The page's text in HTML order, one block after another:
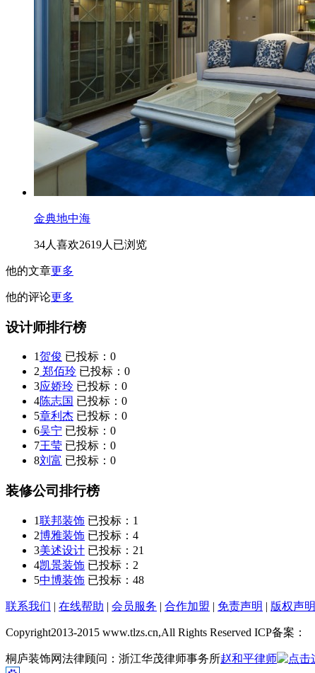
金典地中海
34人喜欢2619人已浏览
他的文章更多
他的评论更多
设计师排行榜
1贺俊 已投标： 0
2 郑佰玲 已投标： 0
3应娇玲 已投标： 0
4陈志国 已投标： 0
5章利杰 已投标： 0
6吴宁 已投标： 0
7王莹 已投标： 0
8刘富 已投标： 0
装修公司排行榜
1联邦装饰 已投标： 1
2博雅装饰 已投标： 4
3美述设计 已投标： 21
4凯景装饰 已投标： 2
5中博装饰 已投标： 48
联系我们 | 在线帮助 | 会员服务 | 合作加盟 | 免责声明 | 版权声明
Copyright2013-2015 www.tlzs.cn,All Rights Reserved ICP备案：
桐庐装饰网法律顾问：浙江华茂律师事务所赵和平律师